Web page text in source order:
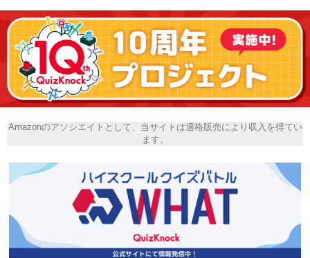
Amazonのアソシエイトとして、当サイトは適格販売により収入を得てい
ます。